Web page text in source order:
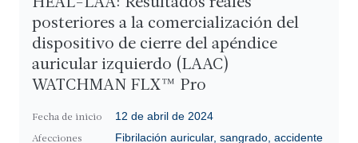
HEAL-LAA: Resultados reales
posteriores a la comercialización del
dispositivo de cierre del apéndice
auricular izquierdo (LAAC)
WATCHMAN FLX™ Pro
Fecha de inicio 12 de abril de 2024
Afecciones
Fibrilación auricular, sangrado, accidente